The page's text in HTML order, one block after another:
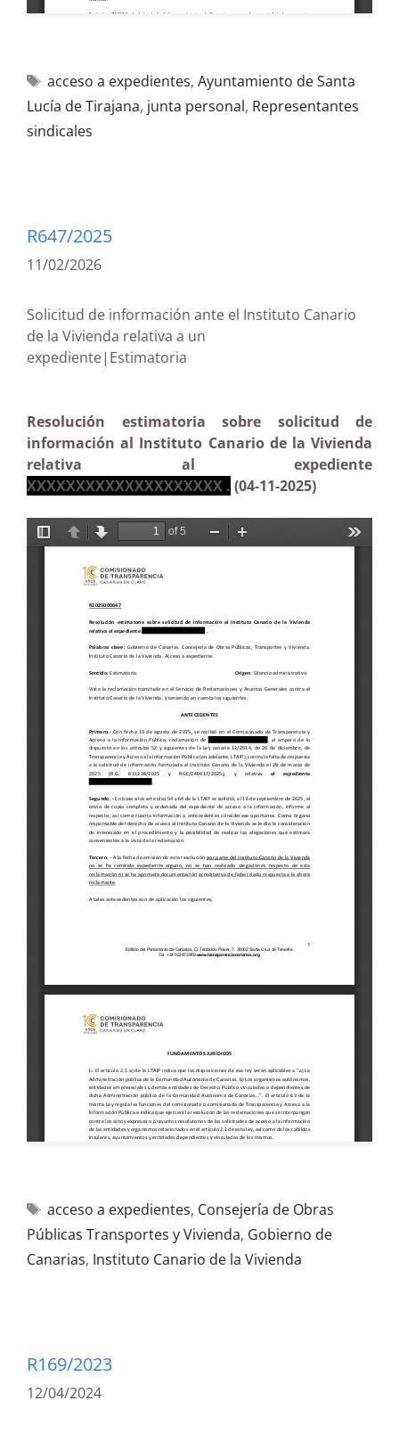
acceso a expedientes, Ayuntamiento de Santa
Lucía de Tirajana, junta personal, Representantes
sindicales
R647/2025
11/02/2026
Solicitud de información ante el Instituto Canario
de la Vivienda relativa a un
expediente|Estimatoria
Resolución estimatoria sobre solicitud de
información al Instituto Canario de la Vivienda
relativa al expediente
XXXXXXXXXXXXXXXXXXXX . (04-11-2025)
acceso a expedientes, Consejería de Obras
Públicas Transportes y Vivienda, Gobierno de
Canarias, Instituto Canario de la Vivienda
R169/2023
12/04/2024